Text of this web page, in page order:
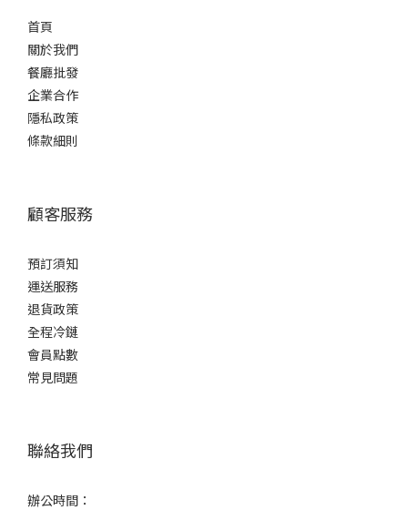
首頁
關於我們
餐廳批發
企業合作
隱私政策
條款細則
顧客服務
預訂須知
運送服務
退貨政策
全程冷鏈
會員點數
常見問題
聯絡我們
辦公時間：